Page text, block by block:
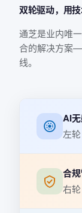
双轮驱动，用
通芝是业内唯
合的解决方案
线。
AI
左
合
右